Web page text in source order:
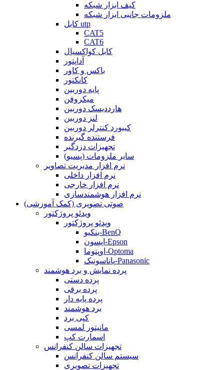
کیف ابزار شبکه
ملزومات جانبی ابزار شبکه
کابل utp
CAT5
CAT6
کابل کواکسیال
آداپتور
باکس و کاور
کانکتور
پایه دوربین
میکروفن
هارددیسک دوربین
لنز دوربین
کیبورد کنترلر دوربین
فرستنده گیرنده
تجهیزات دزدگیر
سایر ملزومات (پسیو)
نرم افزار مدیریت تصاویر
نرم افزار داخلی
نرم افزار خارجی
نرم افزار هوشمندسازی
صوتی تصویری (کمک آموزشی)
ویدئو پروژکتور
ویدئو پروژکتور
بنکیو-BenQ
اپسون-Epson
اوپتوما-Optoma
پاناسونیک-Panasonic
پرده نمایش و برد هوشمند
پرده دستی
پرده برقی
پرده پایه دار
برد هوشمند
کپی برد
مانیتور لمسی
اسمارت کپ
تجهیزات سالن کنفرانس
سیستم سالن کنفرانس
تجهیزات تصویری